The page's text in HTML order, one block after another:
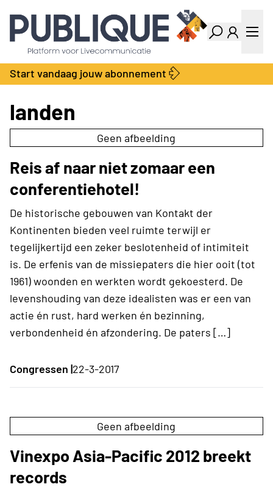
Industry Dashboard
Vacatures
Kalender
Producten
Bedrijvengids
Locatie Finder
Contact
Over ons
Adverteren
Abonnementen
Start vandaag jouw abonnement
landen
Geen afbeelding
Reis af naar niet zomaar een
conferentiehotel!
De historische gebouwen van Kontakt der
Kontinenten bieden veel ruimte terwijl er
tegelijkertijd een zeker beslotenheid of intimiteit
is. De erfenis van de missiepaters die hier ooit (tot
1961) woonden en werkten wordt gekoesterd. De
levenshouding van deze idealisten was er een van
actie én rust, hard werken én bezinning,
verbondenheid én afzondering. De paters […]
Congressen |22-3-2017
Geen afbeelding
Vinexpo Asia-Pacific 2012 breekt
records